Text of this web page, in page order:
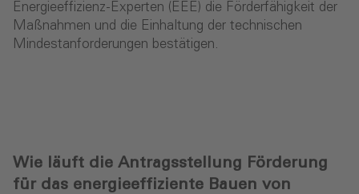
Energieeffizienz-Experten (EEE) die Förderfähigkeit der
Maßnahmen und die Einhaltung der technischen
Mindestanforderungen bestätigen.
Wie läuft die Antragsstellung Förderung
für das energieeffiziente Bauen von